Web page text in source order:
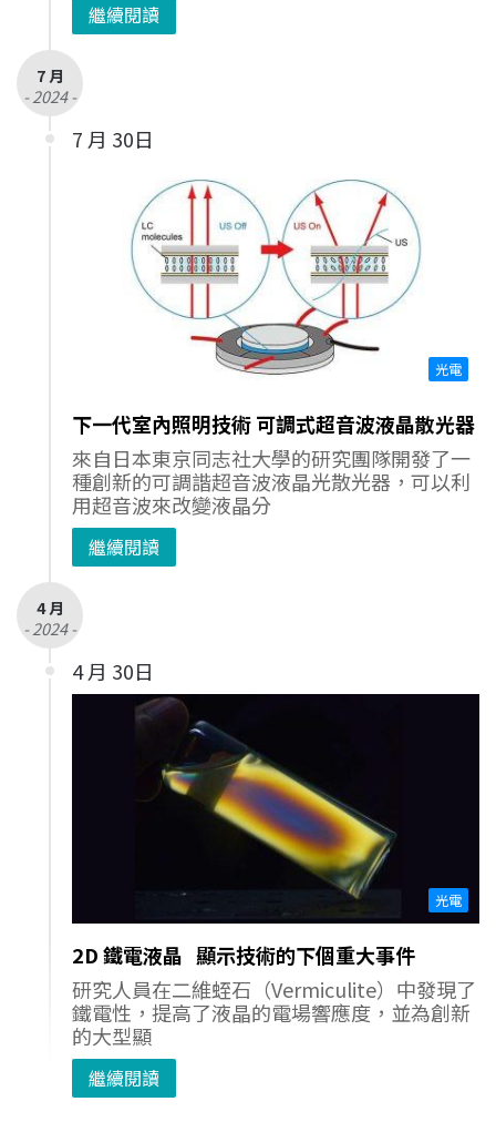
繼續閱讀
7 月
- 2024 -
7 月 30日
光電
下一代室內照明技術 可調式超音波液晶散光器
來自日本東京同志社大學的研究團隊開發了一
種創新的可調諧超音波液晶光散光器，可以利
用超音波來改變液晶分
繼續閱讀
4 月
- 2024 -
4 月 30日
光電
2D 鐵電液晶 顯示技術的下個重大事件
研究人員在二維蛭石（Vermiculite）中發現了
鐵電性，提高了液晶的電場響應度，並為創新
的大型顯
繼續閱讀